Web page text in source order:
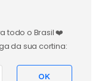
todo o Brasil ❤️
da sua cortina: